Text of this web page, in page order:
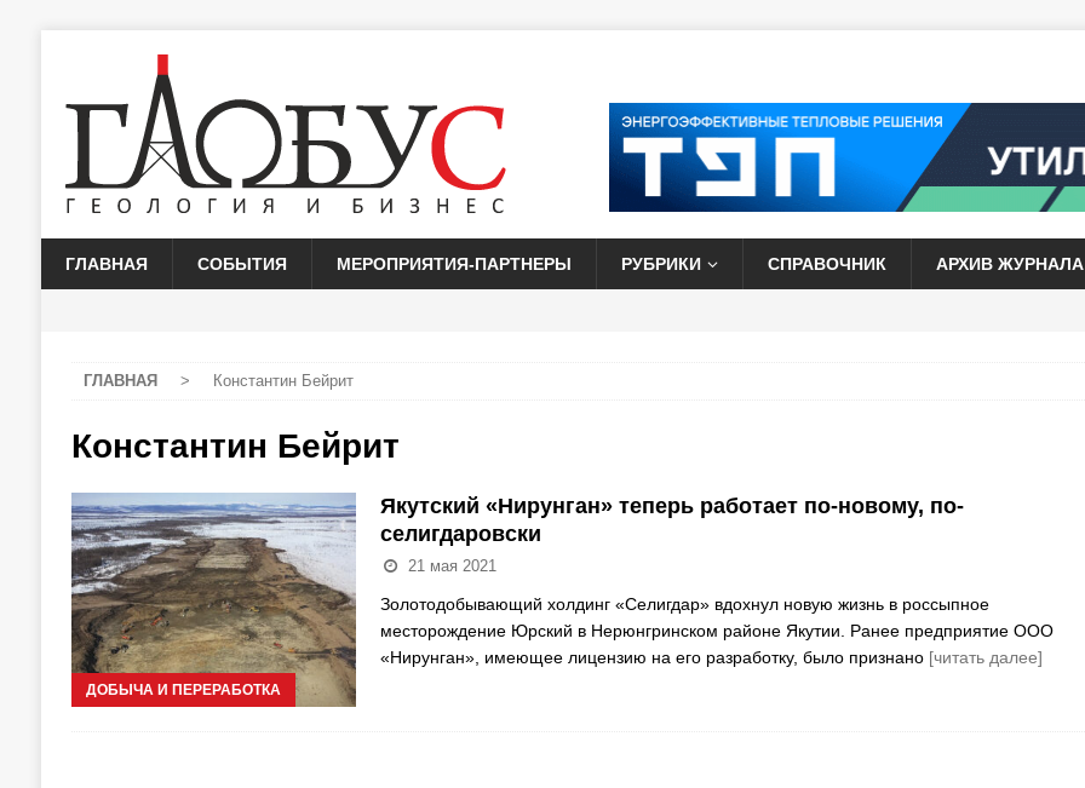
ГЛАВНАЯ СОБЫТИЯ МЕРОПРИЯТИЯ-ПАРТНЕРЫ РУБРИКИ СПРАВОЧНИК АРХИВ ЖУРНАЛА
ГЛАВНАЯ > Константин Бейрит
Константин Бейрит
ДОБЫЧА И ПЕРЕРАБОТКА
Якутский «Нирунган» теперь работает по-новому, по-
селигдаровски
21 мая 2021
Золотодобывающий холдинг «Селигдар» вдохнул новую жизнь в россыпное
месторождение Юрский в Нерюнгринском районе Якутии. Ранее предприятие ООО
«Нирунган», имеющее лицензию на его разработку, было признано [читать далее]